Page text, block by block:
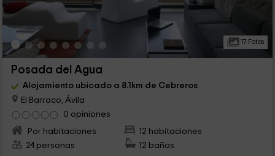
17 Fotos
Posada del Agua
Alojamiento ubicado a 8.1km de Cebreros
El Barraco, Ávila
0 opiniones
Por habitaciones
12 habitaciones
24 personas
12 baños